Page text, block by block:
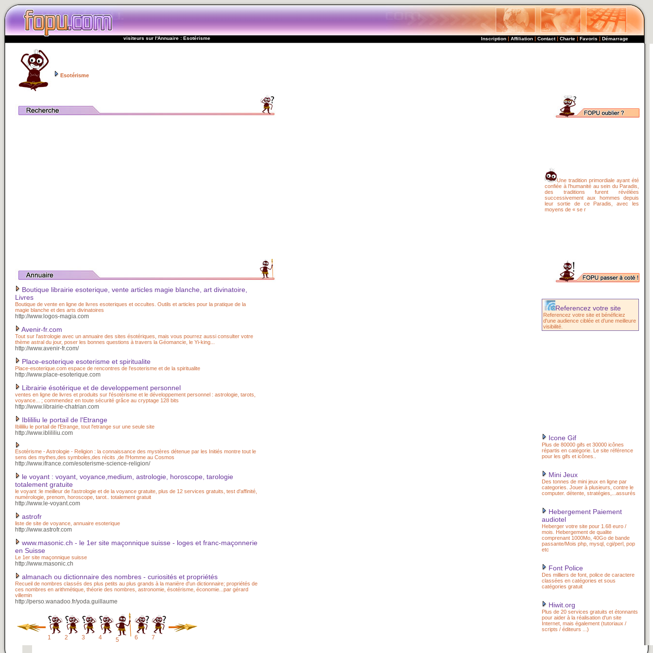
visiteurs sur l'Annuaire : Esotérisme Inscription | Affiliation | Contact | Charte | Favoris | Démarrage
Esotérisme
Une tradition primordiale ayant été
confiée à l’humanité au sein du Paradis,
des traditions furent révélées
successivement aux hommes depuis
leur sortie de ce Paradis, avec les
moyens de « se r
Boutique librairie esoterique, vente articles magie blanche, art divinatoire,
Livres
Boutique de vente en ligne de livres esoteriques et occultes. Outils et articles pour la pratique de la
magie blanche et des arts divinatoires
http://www.logos-magia.com
Avenir-fr.com
Tout sur l'astrologie avec un annuaire des sites ésotériques, mais vous pourrez aussi consulter votre
thème astral du jour, poser les bonnes questions à travers la Géomancie, le Yi-king...
http://www.avenir-fr.com/
Place-esoterique esoterisme et spiritualite
Place-esoterique.com espace de rencontres de l'esoterisme et de la spiritualite
http://www.place-esoterique.com
Librairie ésotérique et de developpement personnel
ventes en ligne de livres et produits sur l'ésotérisme et le développement personnel : astrologie, tarots,
voyance... ; commendez en toute sécurité grâce au cryptage 128 bits
http://www.librairie-chatrian.com
Iblililiu le portail de l'Etrange
Iblililiu le portail de l'Etrange, tout l'etrange sur une seule site
http://www.iblililiu.com
Esotérisme - Astrologie - Religion : la connaissance des mystères détenue par les Initiés montre tout le
sens des mythes,des symboles,des récits ,de l'Homme au Cosmos
http://www.ifrance.com/esoterisme-science-religion/
le voyant : voyant, voyance,medium, astrologie, horoscope, tarologie
totalement gratuite
le voyant :le meilleur de l'astrologie et de la voyance gratuite, plus de 12 services gratuits, test d'affinité,
numérologie, prenom, horoscope, tarot.. totalement gratuit
http://www.le-voyant.com
astrofr
liste de site de voyance, annuaire esoterique
http://www.astrofr.com
www.masonic.ch - le 1er site maçonnique suisse - loges et franc-maçonnerie
en Suisse
Le 1er site maçonnique suisse
http://www.masonic.ch
almanach ou dictionnaire des nombres - curiosités et propriétés
Recueil de nombres classés des plus petits au plus grands à la manière d'un dictionnaire; propriétés de
ces nombres en arithmétique, théorie des nombres, astronomie, ésotérisme, économie...par gérard
villemin
http://perso.wanadoo.fr/yoda.guillaume
1 2 3 4 5 6 7
Referencez votre site
Referencez votre site et bénéficiez
d'une audience ciblée et d’une meilleure
visibilité.
Icone Gif
Plus de 80000 gifs et 30000 icônes
répartis en catégorie. Le site référence
pour les gifs et icônes..
Mini Jeux
Des tonnes de mini jeux en ligne par
categories. Jouer à plusieurs, contre le
computer. détente, stratégies,...assurés
Hebergement Paiement
audiotel
Heberger votre site pour 1.68 euro /
mois. Hebergement de qualite
comprenant 1000Mo, 40Go de bande
passante/Mois php, mysql, cgi/perl, pop
etc
Font Police
Des milliers de font, police de caractere
classées en catégories et sous
catégories gratuit
Hiwit.org
Plus de 20 services gratuits et étonnants
pour aider à la réalisation d'un site
Internet, mais également (tutoriaux /
scripts / éditeurs ...)